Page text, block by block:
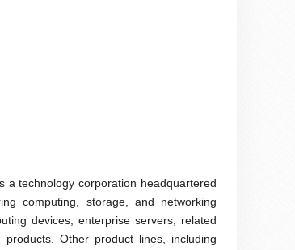
a technology corporation headquartered
computing, storage, and networking
devices, enterprise servers, related
Other product lines, including